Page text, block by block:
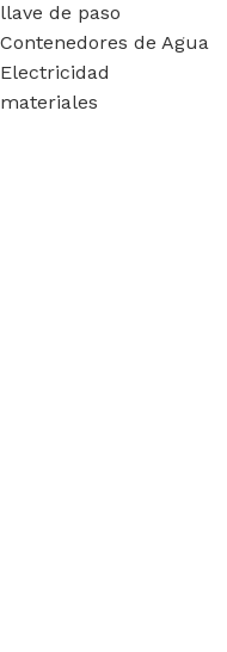
llave de paso
Contenedores de Agua
Electricidad
materiales